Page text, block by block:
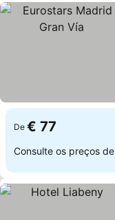
De € 77
Consulte os preços de